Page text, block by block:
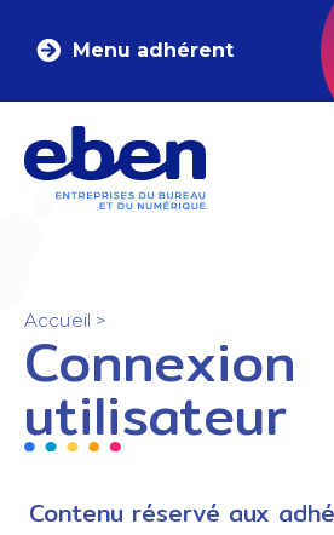
Menu adhérent
Accueil >
Connexion
utilisateur
Contenu réservé aux